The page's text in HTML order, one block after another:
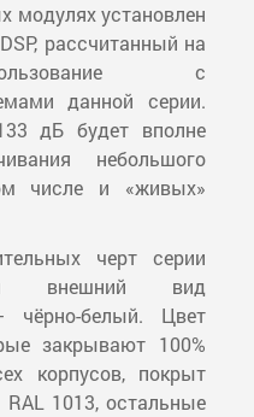
модулях установлен
рассчитанный на
с
данной серии.
дБ будет вполне
небольшого
числе и «живых»
черт серии
внешний вид
чёрно-белый. Цвет
закрывают 100%
корпусов, покрыт
1013, остальные